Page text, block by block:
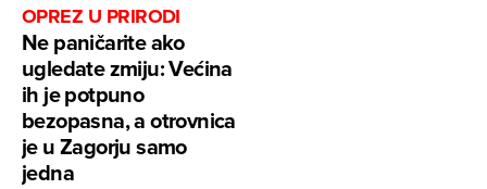
OPREZ U PRIRODI
Ne paničarite ako
ugledate zmiju: Većina
ih je potpuno
bezopasna, a otrovnica
je u Zagorju samo
jedna